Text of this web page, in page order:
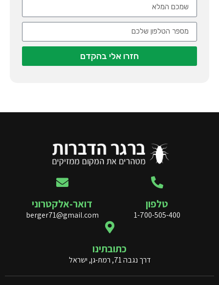
חזרו אלי בהקדם
טלפון
1-700-505-400
דואר-אלקטרוני
berger71@gmail.com
כתובתינו
דרך נגבה 71, רמת-גן, ישראל